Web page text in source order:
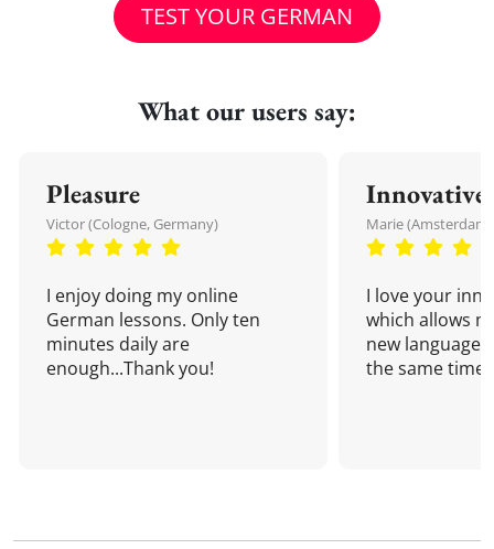
TEST YOUR GERMAN
What our users say:
Pleasure
Victor (Cologne, Germany)
I enjoy doing my online
German lessons. Only ten
minutes daily are
enough...Thank you!
Innovative
Marie
I love your
which allows
new language
the same time!